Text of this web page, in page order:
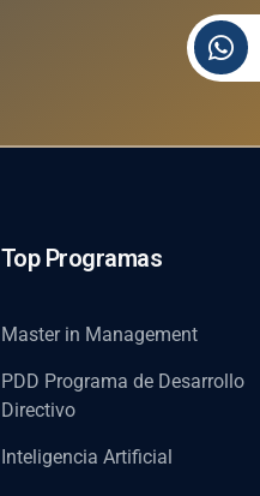
Top Programas
Master in Management
PDD Programa de Desarrollo
Directivo
Inteligencia Artificial